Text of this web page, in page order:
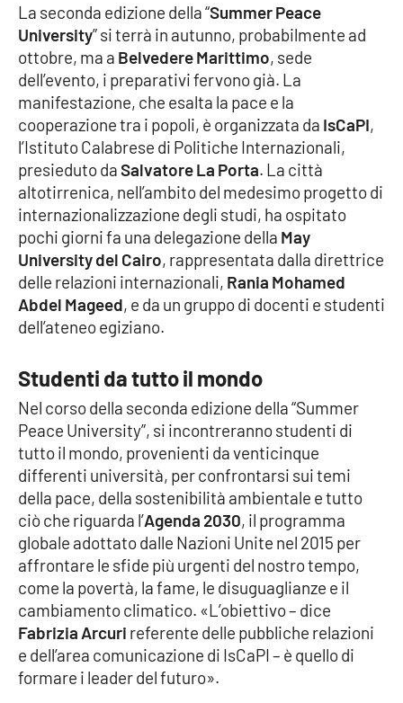
VIDEO
Ambiente
Cronaca
Cultura
Economia e Lavoro
Politica
Sanità
Sport
RUBRICHE
Good Morning Vietnam
Parchi Marini Calabria
Leggendo Alvaro insieme
Imprese Di Calabria
La seconda edizione della “Summer Peace
University” si terrà in autunno, probabilmente ad
ottobre, ma a Belvedere Marittimo, sede
dell’evento, i preparativi fervono già. La
manifestazione, che esalta la pace e la
cooperazione tra i popoli, è organizzata da IsCaPI,
l’Istituto Calabrese di Politiche Internazionali,
presieduto daSalvatore La Porta. La città
altotirrenica, nell’ambito del medesimo progetto di
internazionalizzazione degli studi, ha ospitato
pochi giorni fa una delegazione della May
University del Cairo, rappresentata dalla direttrice
delle relazioni internazionali, Rania Mohamed
Abdel Mageed, e da un gruppo di docenti e studenti
dell’ateneo egiziano.
Studenti da tutto il mondo
Nel corso della seconda edizione della “Summer
Peace University”, si incontreranno studenti di
tutto il mondo, provenienti da venticinque
differenti università, per confrontarsi sui temi
della pace, della sostenibilità ambientale e tutto
ciò che riguarda l’Agenda 2030, il programma
globale adottato dalle Nazioni Unite nel 2015 per
affrontare le sfide più urgenti del nostro tempo,
come la povertà, la fame, le disuguaglianze e il
cambiamento climatico. «L’obiettivo – dice
Fabrizia Arcuri referente delle pubbliche relazioni
e dell’area comunicazione di IsCaPI – è quello di
formare i leader del futuro».